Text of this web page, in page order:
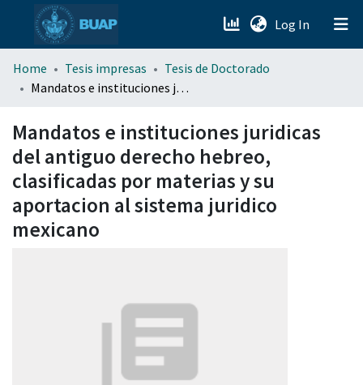
Log In (current)
menu.section.about_menu
Home Tesis impresas
Tesis de Doctorado
Mandatos e instituciones juridicas del antiguo derecho hebreo, clasificadas por materias y su aportacion al sistema juridico mexicano
Mandatos e instituciones juridicas
del antiguo derecho hebreo,
clasificadas por materias y su
aportacion al sistema juridico
mexicano